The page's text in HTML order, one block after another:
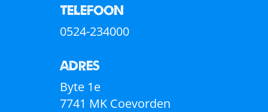
Telefoon
0524-234000
Adres
Byte 1e
7741 MK Coevorden